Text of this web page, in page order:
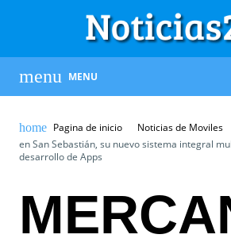
MENU
Pagina de inicio Noticias de Moviles
en San Sebastián, su nuevo sistema integral
desarrollo de Apps